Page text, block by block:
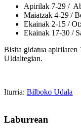
Apirilak 7-29 /
Maiatzak 4-29 /
Ekainak 2-15 /
Ekainak 17-30 /
Bisita gidatua apirilaren
UIdaltegian.
Iturria: Bilboko Udala
Laburrean